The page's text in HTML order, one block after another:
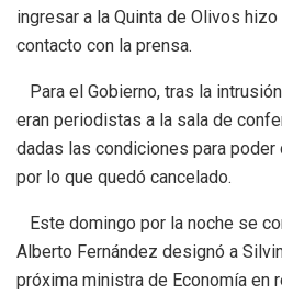
ingresar a la Quinta de Olivos
contacto con la prensa.
Para el Gobierno, tras la
eran periodistas a la sala de
dadas las condiciones para poder
por lo que quedó cancelado.
Este domingo por la noche se
Alberto Fernández designó a
próxima ministra de Economía en